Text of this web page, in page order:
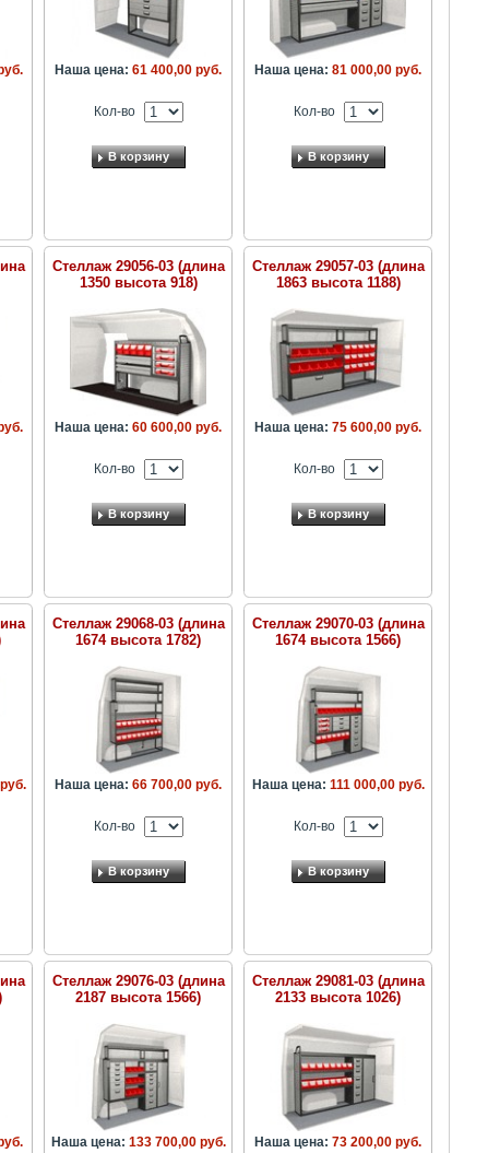
Наша цена: 61 400,00 руб.
Кол-во
В корзину
Наша цена: 81 000,00 руб.
Кол-во
В корзину
Стеллаж 29056-03 (длина
1350 высота 918)
Наша цена: 60 600,00 руб.
Кол-во
В корзину
Стеллаж 29057-03 (длина
1863 высота 1188)
Наша цена: 75 600,00 руб.
Кол-во
В корзину
Стеллаж 29068-03 (длина
1674 высота 1782)
Наша цена: 66 700,00 руб.
Кол-во
В корзину
Стеллаж 29070-03 (длина
1674 высота 1566)
Наша цена: 111 000,00 руб.
Кол-во
В корзину
Стеллаж 29076-03 (длина
2187 высота 1566)
Наша цена: 133 700,00 руб.
Стеллаж 29081-03 (длина
2133 высота 1026)
Наша цена: 73 200,00 руб.